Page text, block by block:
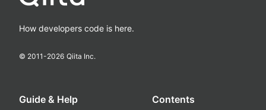
How developers code is here.
© 2011-2026 Qiita Inc.
Guide & Help Contents